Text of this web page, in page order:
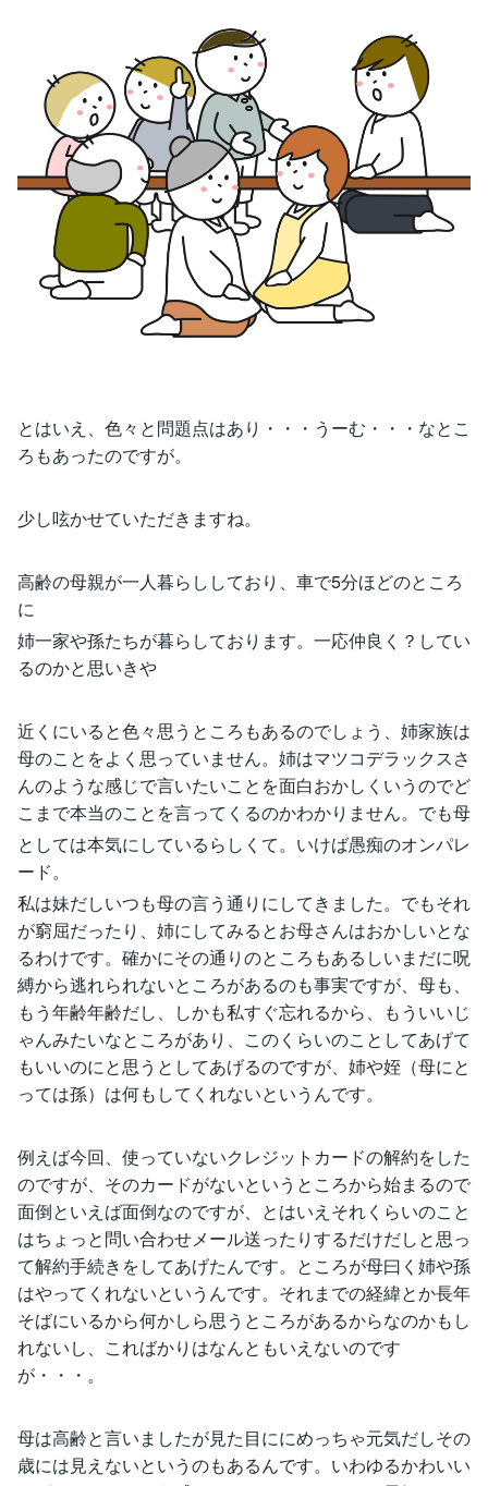
とはいえ、色々と問題点はあり・・・うーむ・・・なとこ
ろもあったのですが。
少し呟かせていただきますね。
高齢の母親が一人暮らししており、車で5分ほどのところ
に
姉一家や孫たちが暮らしております。一応仲良く？してい
るのかと思いきや
近くにいると色々思うところもあるのでしょう、姉家族は
母のことをよく思っていません。姉はマツコデラックスさ
んのような感じで言いたいことを面白おかしくいうのでど
こまで本当のことを言ってくるのかわかりません。でも母
としては本気にしているらしくて。いけば愚痴のオンパレ
ード。
私は妹だしいつも母の言う通りにしてきました。でもそれ
が窮屈だったり、姉にしてみるとお母さんはおかしいとな
るわけです。確かにその通りのところもあるしいまだに呪
縛から逃れられないところがあるのも事実ですが、母も、
もう年齢年齢だし、しかも私すぐ忘れるから、もういいじ
ゃんみたいなところがあり、このくらいのことしてあげて
もいいのにと思うとしてあげるのですが、姉や姪（母にと
っては孫）は何もしてくれないというんです。
例えば今回、使っていないクレジットカードの解約をした
のですが、そのカードがないというところから始まるので
面倒といえば面倒なのですが、とはいえそれくらいのこと
はちょっと問い合わせメール送ったりするだけだしと思っ
て解約手続きをしてあげたんです。ところが母曰く姉や孫
はやってくれないというんです。それまでの経緯とか長年
そばにいるから何かしら思うところがあるからなのかもし
れないし、こればかりはなんともいえないのです
が・・・。
母は高齢と言いましたが見た目ににめっちゃ元気だしその
歳には見えないというのもあるんです。いわゆるかわいい